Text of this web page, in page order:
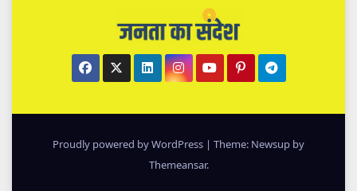
Proudly powered by WordPress | Theme: Newsup by
Themeansar.